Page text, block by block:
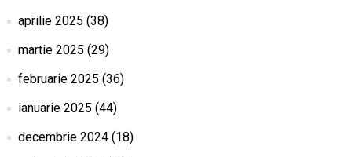
aprilie 2025 (38)
martie 2025 (29)
februarie 2025 (36)
ianuarie 2025 (44)
decembrie 2024(18)